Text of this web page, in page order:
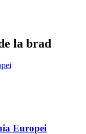
la brad
Europei